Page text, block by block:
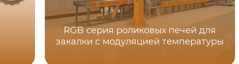
RGB серия роликовых печей для
закалки с модуляцией температуры